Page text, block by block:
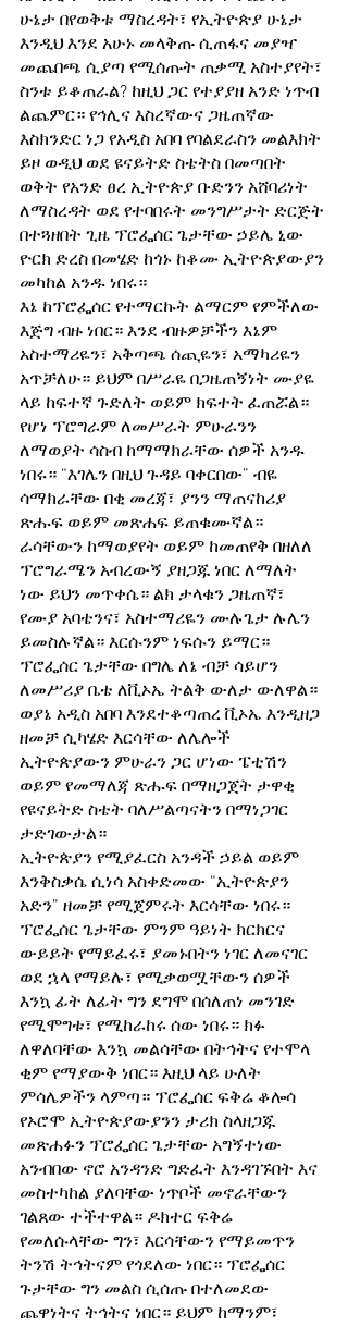
ሁኔታ በየወቅቱ ማስረዳት፣ የኢትዮጵያ ሁኔታ
እንዲህ እንደ አሁኑ መላቅጡ ሲጠፋና መያዣ
መጨበጫ ሲያጣ የሚሰጡት ጠቃሚ አስተያየት፣
ስንቱ ይቆጠራል? ከዚህ ጋር የተያያዘ አንድ ነጥብ
ልጨምር። የኅሊና እስረኛውና ጋዜጠኛው
እስክንድር ነጋ የአዲስ አበባ የባልደራስን መልእክት
ይዞ ወዲህ ወደ ዩናይትድ ስቴትስ በመጣበት
ወቅት የአንድ ፀረ ኢትዮጵያ ቡድንን አሸባሪነት
ለማስረዳት ወደ የተባበሩት መንግሥታት ድርጅት
በተጓዘበት ጊዜ ፕሮፌሰር ጌታቸው ኃይሌ ኒው
ዮርክ ድረስ በመሄድ ከጎኑ ከቆሙ ኢትዮጵያውያን
መካከል አንዱ ነበሩ።
እኔ ከፕሮፌሰር የተማርኩት ልማርም የምችለው
እጅግ ብዙ ነበር። እንደ ብዙዎቻችን እኔም
አስተማሪዬን፣ አቅጣጫ ሰጪዬን፣ አማካሪዬን
አጥቻለሁ። ይህም በሥራዬ በጋዜጠኝነት ሙያዬ
ላይ ከፍተኛ ጉድለት ወይም ክፍተት ፈጠሯል።
የሆነ ፕሮግራም ለመሥራት ምሁራንን
ለማወያት ሳስብ ከማማክራቸው ሰዎች አንዱ
ነበሩ። “እገሌን በዚህ ጉዳይ ባቀርበው” ብዬ
ሳማክራቸው በቂ መረጃ፣ ያንን ማጠናከሪያ
ጽሑፍ ወይም መጽሐፍ ይጠቁሙኛል።
ራሳቸውን ከማወያየት ወይም ከመጠየቅ በዘለለ
ፕሮግራሜን አብረውኝ ያዘጋጁ ነበር ለማለት
ነው ይህን መጥቀሴ። ልክ ታላቁን ጋዜጠኛ፣
የሙያ አባቴንና፣ አስተማሪዬን ሙሉጌታ ሉሌን
ይመስሉኛል። እርሱንም ነፍሱን ይማር።
ፕሮፌሰር ጌታቸው በግሌ ለኔ ብቻ ሳይሆን
ለመሥሪያ ቤቴ ለቪኦኤ ትልቅ ውለታ ውለዋል።
ወያኔ አዲስ አበባ እንደተቆጣጠረ ቪኦኤ እንዲዘጋ
ዘመቻ ሲካሄድ እርሳቸው ለሌሎች
ኢትዮጵያውን ምሁራን ጋር ሆነው ፔቲሽን
ወይም የመማለጃ ጽሑፍ በማዘጋጀት ታዋቂ
የዩናይትድ ስቴት ባለሥልጣናትን በማነጋገር
ታድገውታል።
ኢትዮጵያን የሚያፈርስ አንዳች ኃይል ወይም
እንቅስቃሴ ሲነሳ አስቀድመው “ኢትዮጵያን
አድን” ዘመቻ የሚጀምሩት እርሳቸው ነበሩ።
ፕሮፌሰር ጌታቸው ምንም ዓይነት ክርክርና
ውይይት የማይፈሩ፣ ያመኑበትን ነገር ለመናገር
ወደ ኋላ የማይሉ፣ የሚቃወሟቸውን ሰዎች
እንኳ ፊት ለፊት ግን ደግሞ በሰለጠነ መንገድ
የሚሞግቱ፣ የሚከራከሩ ሰው ነበሩ። ክፉ
ለዋለባቸው እንኳ መልሳቸው በትኅትና የተሞላ
ቂም የማያውቅ ነበር። እዚህ ላይ ሁለት
ምሳሌዎችን ላምጣ። ፕሮፌሰር ፍቅሬ ቆሎሳ
የኦሮሞ ኢትዮጵያውያንን ታሪክ ስላዘጋጁ
መጽሐፉን ፕሮፌሰር ጌታቸው አግኝተነው
አንብበው ኖሮ አንዳንድ ግድፈት እንዳገኙበት እና
መስተካከል ያለባቸው ነጥቦች መኖራቸውን
ገልጸው ተችተዋል። ዶክተር ፍቅሬ
የመለሱላቸው ግን፣ እርሳቸውን የማይመጥን
ትንሽ ትኅትናም የጎደለው ነበር። ፕሮፌሰር
ጉታቸው ግን መልስ ሲሰጡ በተለመደው
ጨዋነትና ትኅትና ነበር። ይህም ከማንም፣